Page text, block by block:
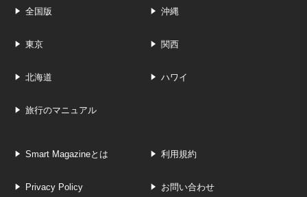
全国版 沖縄
東京 関西
北海道 ハワイ
旅行のマニュアル
Smart Magazineとは 利用規約
Privacy Policy お問い合わせ